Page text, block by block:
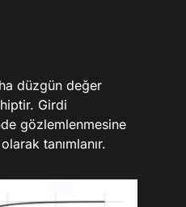
düzgün değer
Girdi
gözlemlenmesine
tanımlanır.